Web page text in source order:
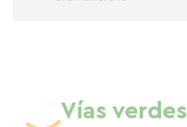
Vías verdes